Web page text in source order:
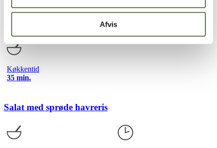
Afvis
citrongræs, ingefær, en kanelstang eller et par limeblade
Asparges-salat med havreris
Køkkentid
35 min.
Salat med sprøde havreris